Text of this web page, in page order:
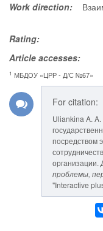
Work direction:
Rating:
Article accesses:
1 МБДОУ «ЦРР - Д/С №67»
For citation:
Uliankina A.
посредством
организации.
проблемы,
"Interactive